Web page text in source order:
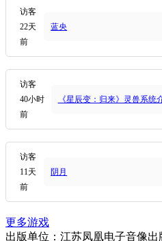
访客
22天
前
蓝央
访客
40小时
前
《星辰变：归来》灵兽系统
访客
11天
前
阴月
更多游戏
出版单位：江苏凤凰电子音像